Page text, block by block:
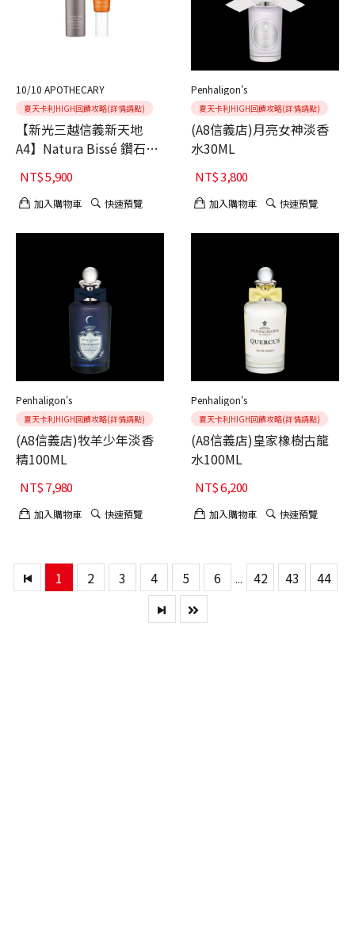
10/10 APOTHECARY
夏天卡利HIGH回饋攻略(詳情請點)
【新光三越信義新天地
A4】Natura Bissé 鑽石防
曬潤澤組
NT$5,900
加入購物車 快速預覽
Penhaligon's
夏天卡利HIGH回饋攻略(詳情請點)
(A8信義店)月亮女神淡香
水30ML
NT$3,800
加入購物車 快速預覽
Penhaligon's
夏天卡利HIGH回饋攻略(詳情請點)
(A8信義店)牧羊少年淡香
精100ML
NT$7,980
加入購物車 快速預覽
Penhaligon's
夏天卡利HIGH回饋攻略(詳情請點)
(A8信義店)皇家橡樹古龍
水100ML
NT$6,200
加入購物車 快速預覽
1 2 3 4 5 6 ... 42 43 44